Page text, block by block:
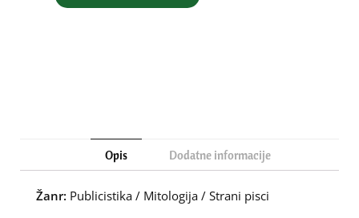
Opis Dodatne informacije
Žanr: Publicistika / Mitologija / Strani pisci